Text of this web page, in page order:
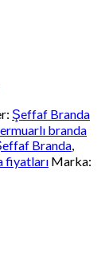
Şeffaf Branda
branda
Branda,
fiyatları Marka: